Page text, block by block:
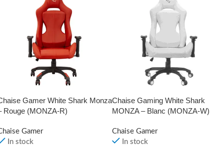
Gamer White Shark Monza
Rouge (MONZA-R)
Gamer
In stock
Chaise Gaming White Shark
MONZA – Blanc (MONZA-W)
Chaise Gamer
In stock